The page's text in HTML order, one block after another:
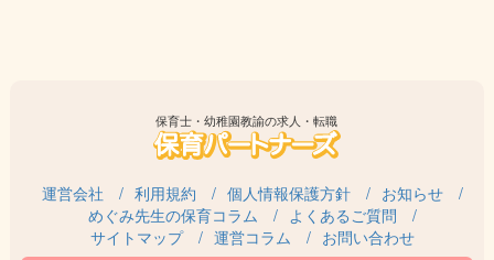
【1日のスケジュール例】
9:00～ 出勤、朝礼
9:30～ 自宅にお迎え
10:00～ 午前支援
12:00～ 自宅に送り
12:30～ 休憩
13:30～ 午後支援準備
保育士・幼稚園教諭の求人・転職
運営会社 利用規約 個人情報保護方針
お知らせ
めぐみ先生の保育コラム
よくあるご質問
サイトマップ
運営コラム お問い合わせ